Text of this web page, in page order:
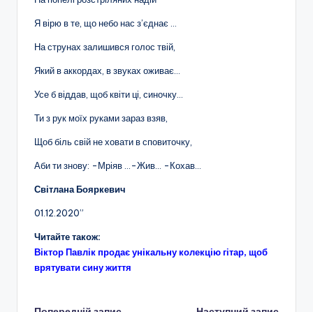
Я вірю в те, що небо нас з’єднає …
На струнах залишився голос твій,
Який в аккордах, в звуках оживає…
Усе б віддав, щоб квіти ці, синочку…
Ти з рук моїх руками зараз взяв,
Щоб біль свій не ховати в сповиточку,
Аби ти знову: -Мріяв …-Жив… -Кохав…
Світлана Бояркевич
01.12.2020”
Читайте також:
Віктор Павлік продає унікальну колекцію гітар, щоб
врятувати сину життя